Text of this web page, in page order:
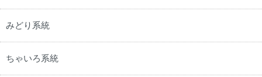
みどり系統
ちゃいろ系統